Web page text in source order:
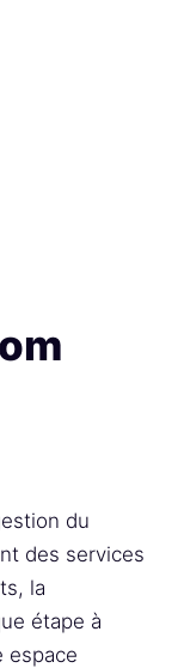
du
des services
la
étape à
espace